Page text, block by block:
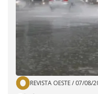
REVISTA OESTE/ 07/08/